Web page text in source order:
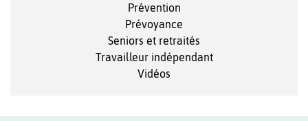
Prévention
Prévoyance
Seniors et retraités
Travailleur indépendant
Vidéos